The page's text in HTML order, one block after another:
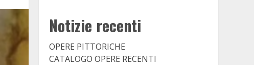
Notizie recenti
OPERE PITTORICHE
CATALOGO OPERE RECENTI